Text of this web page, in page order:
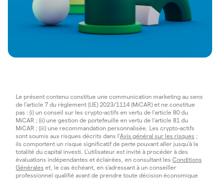
Le présent contenu constitue une communication marketing au sens
de l'article 7 du règlement (UE) 2023/1114 (MiCAR) et ne constitue
pas : (i) un conseil sur les crypto-actifs en vertu de l'article 80 du
MiCAR ; (ii) une gestion de portefeuille en vertu de l'article 81 du
MiCAR ; (iii) une recommandation personnalisée. Les crypto-actifs
sont soumis aux risques décrits dans l'Avis général sur les risques ;
ils comportent un risque significatif de perte pouvant aller jusqu'à la
totalité du capital investi. L'utilisateur est invité à procéder à des
évaluations indépendantes et éclairées, en consultant les Conditions
Générales et, le cas échéant, en s'adressant à un conseiller
professionnel qualifié avant de prendre toute décision économique